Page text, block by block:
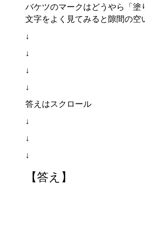
バケツのマークはどうやら「塗
文字をよく見てみると隙間の空
↓
↓
↓
↓
答えはスクロール
↓
↓
↓
【答え】